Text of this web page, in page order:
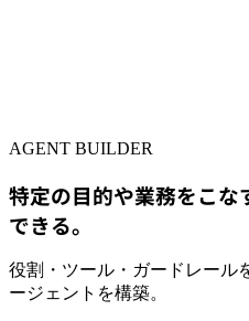
AGENT BUILDER
特定の目的や業務をこな
できる。
役割・ツール・ガードレール
ージェントを構築。